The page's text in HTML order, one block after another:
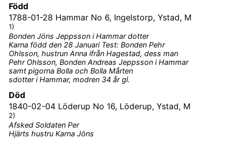
Född
1788-01-28 Hammar No 6, Ingelstorp, Ystad, M
1)
Bonden Jöns Jeppsson i Hammar dotter
Karna född den 28 Januari Test: Bonden Pehr
Ohlsson, hustrun Anna ifrån Hagestad, dess man
Pehr Ohlsson, Bonden Andreas Jeppsson i Hammar
samt pigorna Bolla och Bolla Mårten
sdotter i Hammar, modren 34 år gl.
Död
1840-02-04 Löderup No 16, Löderup, Ystad, M
2)
Afsked Soldaten Per
Hjärts hustru Karna Jöns